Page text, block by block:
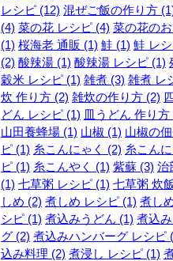
レシピ (12) 混ぜご飯の作り方
(4) 菜の花 レシピ (4) 菜の花の
(1) 桜海老 通販 (1) 鮭 (1) 鮭 レ
(2) 酸辣湯 (1) 酸辣湯 レシピ (1)
穀米 レシピ (1) 雑煮 (3) 雑煮 レ
炊 作り方 (2) 雑炊の作り方 (2)
どん レシピ (1) 皿うどん 作り方
山田養蜂場 (1) 山椒 (1) 山椒の
ピ (1) 糸こんにゃく (2) 糸こん
ピ (1) 糸こんやく (1) 紫蘇 (3) 治
(1) 七草粥 レシピ (1) 七草粥 炊
しめ (2) 煮しめ レシピ (1) 煮し
シピ (1) 煮込みうどん (1) 煮込
グ (2) 煮込みハンバーグ レシピ
込み料理 (2) 煮浸し レシピ (1)